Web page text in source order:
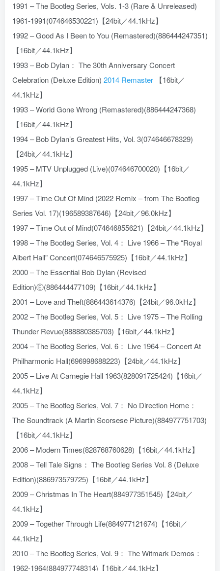
1991 – The Bootleg Series, Vols. 1-3 (Rare & Unreleased)
1961-1991(074646530221)【24bit／44.1kHz】
1992 – Good As I Been to You (Remastered)(886444247351)
【16bit／44.1kHz】
1993 – Bob Dylan： The 30th Anniversary Concert
Celebration (Deluxe Edition) 2014 Remaster
【16bit／
44.1kHz】
1993 – World Gone Wrong (Remastered)(886444247368)
【16bit／44.1kHz】
1994 – Bob Dylan’s Greatest Hits, Vol. 3(074646678329)
【24bit／44.1kHz】
1995 – MTV Unplugged (Live)(074646700020)【16bit／
44.1kHz】
1997 – Time Out Of Mind (2022 Remix – from The Bootleg
Series Vol. 17)(196589387646)【24bit／96.0kHz】
1997 – Time Out of Mind(074646855621)【24bit／44.1kHz】
1998 – The Bootleg Series, Vol. 4： Live 1966 – The “Royal
Albert Hall” Concert(074646575925)【16bit／44.1kHz】
2000 – The Essential Bob Dylan (Revised
Edition)Ⓔ(886444477109)【16bit／44.1kHz】
2001 – Love and Theft(886443614376)【24bit／96.0kHz】
2002 – The Bootleg Series, Vol. 5： Live 1975 – The Rolling
Thunder Revue(888880385703)【16bit／44.1kHz】
2004 – The Bootleg Series, Vol. 6： Live 1964 – Concert At
Philharmonic Hall(696998688223)【24bit／44.1kHz】
2005 – Live At Carnegie Hall 1963(828091725424)【16bit／
44.1kHz】
2005 – The Bootleg Series, Vol. 7： No Direction Home：
The Soundtrack (A Martin Scorsese Picture)(884977751703)
【16bit／44.1kHz】
2006 – Modern Times(828768760628)【16bit／44.1kHz】
2008 – Tell Tale Signs： The Bootleg Series Vol. 8 (Deluxe
Edition)(886973579725)【16bit／44.1kHz】
2009 – Christmas In The Heart(884977351545)【24bit／
44.1kHz】
2009 – Together Through Life(884977121674)【16bit／
44.1kHz】
2010 – The Bootleg Series, Vol. 9： The Witmark Demos：
1962-1964(884977748314)【16bit／44.1kHz】